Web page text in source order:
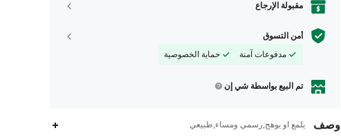
مقبولة الإرجاع
أمن التسوق
مدفوعات آمنة
حماية الخصوصية
تم البيع بواسطة شي إن
وصف يلمع او يوهج,رسمي ومساء,طبيعي